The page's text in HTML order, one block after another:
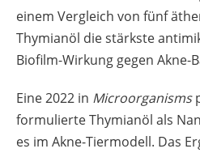
einem Vergleich von fünf
Thymianöl die stärkste
Biofilm-Wirkung gegen Akne-
Eine 2022 in Microorganisms
formulierte Thymianöl als
es im Akne-Tiermodell. Das